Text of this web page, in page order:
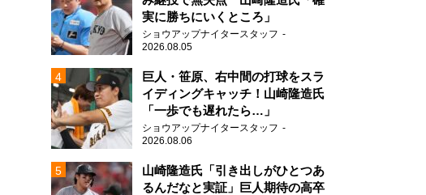
実に勝ちにいくところ」
ショウアップナイタースタッフ
2026.08.05
巨人・笹原、右中間の打球をスラ
イディングキャッチ！山崎隆造氏
「一歩でも遅れたら…」
ショウアップナイタースタッフ
2026.08.06
山崎隆造氏「引き出しがひとつあ
るんだなと実証」巨人期待の高卒